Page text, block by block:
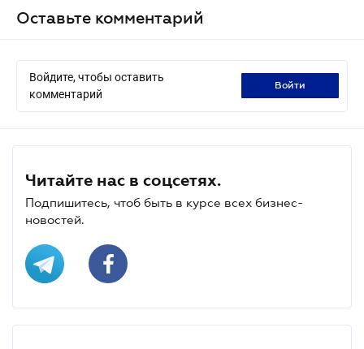
Оставьте комментарий
Войдите, чтобы оставить
комментарий
войти
Читайте нас в соцсетях.
Подпишитесь, чтоб быть в курсе всех бизнес-
новостей.